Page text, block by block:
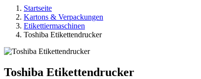
Startseite
Kartons & Verpackungen
Etikettiermaschinen
Toshiba Etikettendrucker
Toshiba Etikettendrucker